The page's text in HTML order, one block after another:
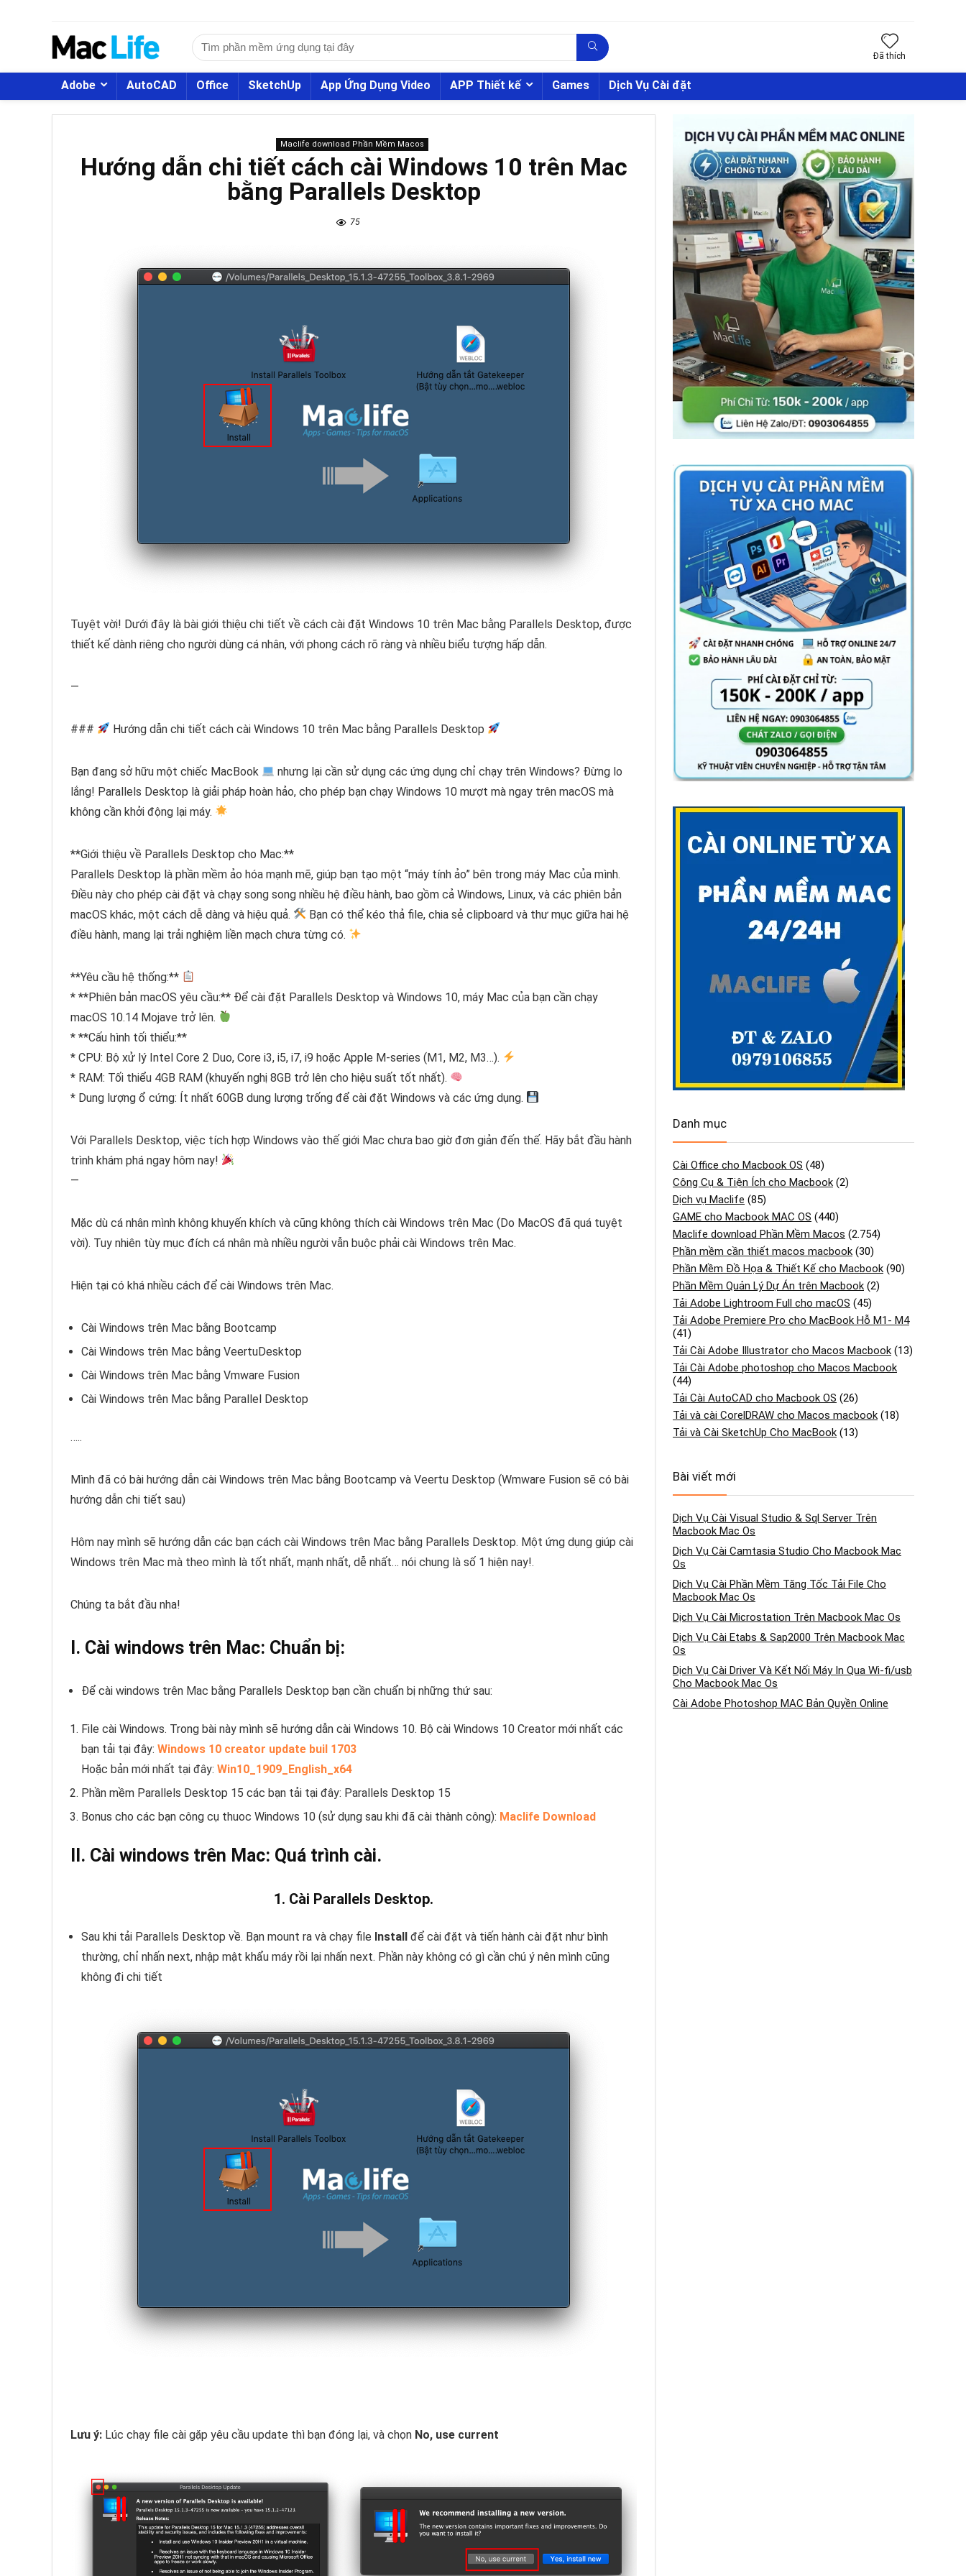
Đã thích
Adobe AutoCAD Office SketchUp App Ứng Dụng Video APP Thiết kế Games Dịch Vụ Cài đặt
Maclife download Phần Mềm Macos
Hướng dẫn chi tiết cách cài Windows 10 trên Mac
bằng Parallels Desktop
75
Tuyệt vời! Dưới đây là bài giới thiệu chi tiết về cách cài đặt Windows 10 trên Mac bằng Parallels Desktop, được
thiết kế dành riêng cho người dùng cá nhân, với phong cách rõ ràng và nhiều biểu tượng hấp dẫn.
—
### Hướng dẫn chi tiết cách cài Windows 10 trên Mac bằng Parallels Desktop
Bạn đang sở hữu một chiếc MacBook
nhưng lại cần sử dụng các ứng dụng chỉ chạy trên Windows? Đừng lo
lắng! Parallels Desktop là giải pháp hoàn hảo, cho phép bạn chạy Windows 10 mượt mà ngay trên macOS mà
không cần khởi động lại máy.
**Giới thiệu về Parallels Desktop cho Mac:**
Parallels Desktop là phần mềm ảo hóa mạnh mẽ, giúp bạn tạo một “máy tính ảo” bên trong máy Mac của mình.
Điều này cho phép cài đặt và chạy song song nhiều hệ điều hành, bao gồm cả Windows, Linux, và các phiên bản
macOS khác, một cách dễ dàng và hiệu quả.
Bạn có thể kéo thả file, chia sẻ clipboard và thư mục giữa hai hệ
điều hành, mang lại trải nghiệm liền mạch chưa từng có.
**Yêu cầu hệ thống:**
* **Phiên bản macOS yêu cầu:** Để cài đặt Parallels Desktop và Windows 10, máy Mac của bạn cần chạy
macOS 10.14 Mojave trở lên.
* **Cấu hình tối thiểu:**
* CPU: Bộ xử lý Intel Core 2 Duo, Core i3, i5, i7, i9 hoặc Apple M-series (M1, M2, M3…).
* RAM: Tối thiểu 4GB RAM (khuyến nghị 8GB trở lên cho hiệu suất tốt nhất).
* Dung lượng ổ cứng: Ít nhất 60GB dung lượng trống để cài đặt Windows và các ứng dụng.
Với Parallels Desktop, việc tích hợp Windows vào thế giới Mac chưa bao giờ đơn giản đến thế. Hãy bắt đầu hành
trình khám phá ngay hôm nay!
—
Mặc dù cá nhân mình không khuyến khích và cũng không thích cài Windows trên Mac (Do MacOS đã quá tuyệt
vời). Tuy nhiên tùy mục đích cá nhân mà nhiều người vẫn buộc phải cài Windows trên Mac.
Hiện tại có khá nhiều cách để cài Windows trên Mac.
Cài Windows trên Mac bằng Bootcamp
Cài Windows trên Mac bằng VeertuDesktop
Cài Windows trên Mac bằng Vmware Fusion
Cài Windows trên Mac bằng Parallel Desktop
…..
Mình đã có bài hướng dẫn cài Windows trên Mac bằng Bootcamp và Veertu Desktop (Wmware Fusion sẽ có bài
hướng dẫn chi tiết sau)
Hôm nay mình sẽ hướng dẫn các bạn cách cài Windows trên Mac bằng Parallels Desktop. Một ứng dụng giúp cài
Windows trên Mac mà theo mình là tốt nhất, mạnh nhất, dễ nhất… nói chung là số 1 hiện nay!.
Chúng ta bắt đầu nha!
I. Cài windows trên Mac: Chuẩn bị:
Để cài windows trên Mac bằng Parallels Desktop bạn cần chuẩn bị những thứ sau:
File cài Windows. Trong bài này mình sẽ hướng dẫn cài Windows 10. Bộ cài Windows 10 Creator mới nhất các
bạn tải tại đây: Windows 10 creator update buil 1703
Hoặc bản mới nhất tại đây: Win10_1909_English_x64
Phần mềm Parallels Desktop 15 các bạn tải tại đây: Parallels Desktop 15
Bonus cho các bạn công cụ thuoc Windows 10 (sử dụng sau khi đã cài thành công): Maclife Download
II. Cài windows trên Mac: Quá trình cài.
1. Cài Parallels Desktop.
Sau khi tải Parallels Desktop về. Bạn mount ra và chạy file Install để cài đặt và tiến hành cài đặt như bình
thường, chỉ nhấn next, nhập mật khẩu máy rồi lại nhấn next. Phần này không có gì cần chú ý nên mình cũng
không đi chi tiết
Lưu ý: Lúc chạy file cài gặp yêu cầu update thì bạn đóng lại, và chọn No, use current
Danh mục
Cài Office cho Macbook OS (48)
Công Cụ & Tiện Ích cho Macbook (2)
Dịch vụ Maclife (85)
GAME cho Macbook MAC OS (440)
Maclife download Phần Mềm Macos (2.754)
Phần mềm cần thiết macos macbook (30)
Phần Mềm Đồ Họa & Thiết Kế cho Macbook (90)
Phần Mềm Quản Lý Dự Án trên Macbook (2)
Tải Adobe Lightroom Full cho macOS (45)
Tải Adobe Premiere Pro cho MacBook Hỗ M1- M4
(41)
Tải Cài Adobe Illustrator cho Macos Macbook (13)
Tải Cài Adobe photoshop cho Macos Macbook
(44)
Tải Cài AutoCAD cho Macbook OS (26)
Tải và cài CorelDRAW cho Macos macbook (18)
Tải và Cài SketchUp Cho MacBook (13)
Bài viết mới
Dịch Vụ Cài Visual Studio & Sql Server Trên
Macbook Mac Os
Dịch Vụ Cài Camtasia Studio Cho Macbook Mac
Os
Dịch Vụ Cài Phần Mềm Tăng Tốc Tải File Cho
Macbook Mac Os
Dịch Vụ Cài Microstation Trên Macbook Mac Os
Dịch Vụ Cài Etabs & Sap2000 Trên Macbook Mac
Os
Dịch Vụ Cài Driver Và Kết Nối Máy In Qua Wi-fi/usb
Cho Macbook Mac Os
Cài Adobe Photoshop MAC Bản Quyền Online